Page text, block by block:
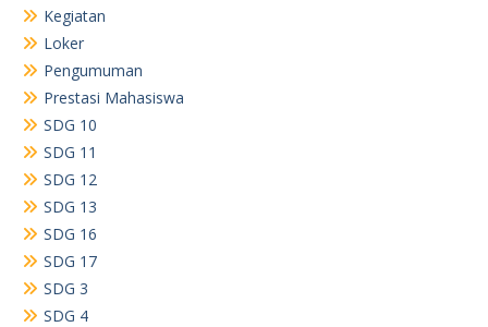
Kegiatan
Loker
Pengumuman
Prestasi Mahasiswa
SDG 10
SDG 11
SDG 12
SDG 13
SDG 16
SDG 17
SDG 3
SDG 4